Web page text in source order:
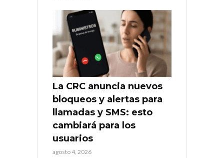
La CRC anuncia nuevos
bloqueos y alertas para
llamadas y SMS: esto
cambiará para los
usuarios
agosto 4, 2026